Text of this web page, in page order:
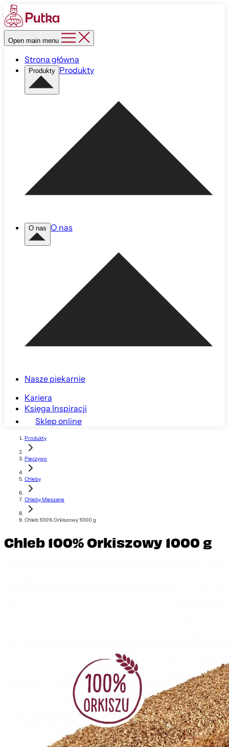
Open main menu
Strona główna
Produkty Produkty
O nas O nas
Nasze piekarnie
Kariera
Księga Inspiracji
Sklep online
Produkty
Pieczywo
Chleby
Chleby Mieszane
Chleb 100% Orkiszowy 1000 g
Chleb 100% Orkiszowy 1000 g